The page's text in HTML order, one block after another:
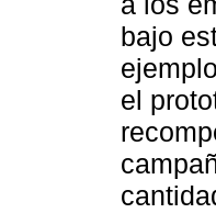
bajo
el